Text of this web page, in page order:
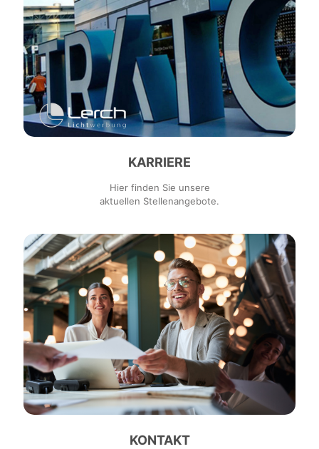
KARRIERE
Hier finden Sie unsere
aktuellen Stellenangebote.
KONTAKT